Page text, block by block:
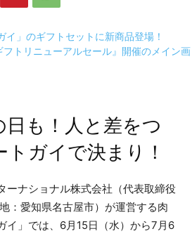
日も！人と差をつ
ガイで決まり！
ーナショナル株式会社（代表取締役
：愛知県名古屋市）が運営する肉
イ」では、6月15日（水）から7月6